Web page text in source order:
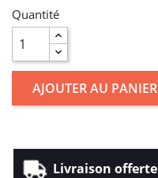
Quantité
AJOUTER AU PANIER
Livraison offerte